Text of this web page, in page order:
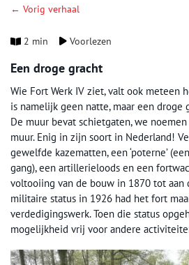
← Vorig verhaal
2 min Voorlezen
Een droge gracht
Wie Fort Werk IV ziet, valt ook meteen
is namelijk geen natte, maar een droge
De muur bevat schietgaten, we noemen
muur. Enig in zijn soort in Nederland!
gewelfde kazematten, een ‘poterne’
gang), een artillerieloods en een
voltooiing van de bouw in 1870 tot aan
militaire status in 1926 had het fort
verdedigingswerk. Toen die status
mogelijkheid vrij voor andere